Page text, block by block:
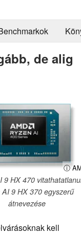
de alig
ⓘ
9 HX 470
AI 9 HX 370 egyszerű
átnevezése
kell